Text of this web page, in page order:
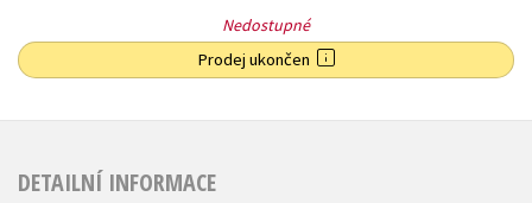
Nedostupné
Prodej ukončen
DETAILNÍ INFORMACE